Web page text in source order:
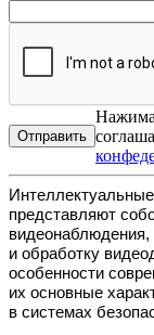
представляют
видеонаблюдения,
и обработку
особенности
их основные
в системах